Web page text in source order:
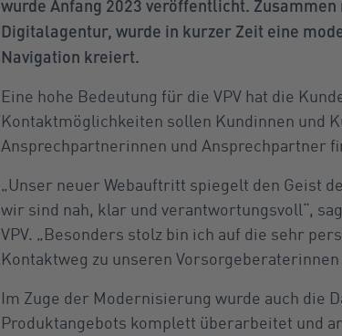
wurde Anfang 2023 veröffentlicht.
Digitalagentur, wurde in kurzer Zeit eine
Navigation kreiert.
Eine hohe Bedeutung für die VPV hat die
Kontaktmöglichkeiten sollen Kundinnen und
Ansprechpartnerinnen und Ansprechpartner
„Unser neuer Webauftritt spiegelt den Geist
wir sind nah, klar und verantwortungsvoll“,
VPV. „Besonders stolz bin ich auf die sehr
Kontaktweg zu unseren
Im Zuge der Modernisierung wurde auch die
Produktangebots komplett überarbeitet und